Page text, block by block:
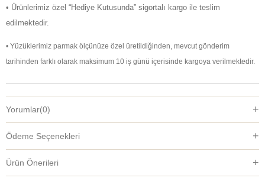
• Ürünlerimiz özel “Hediye Kutusunda” sigortalı kargo ile teslim
edilmektedir.
• Yüzüklerimiz parmak ölçünüze özel üretildiğinden, mevcut gönderim
tarihinden farklı olarak maksimum 10 iş günü içerisinde kargoya verilmektedir.
Yorumlar(0)
Ödeme Seçenekleri
Ürün Önerileri